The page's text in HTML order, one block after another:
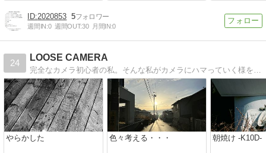
2020853 5
週間IN:0 週間OUT:30 月間IN:0
24
LOOSE CAMERA
完全なカメラ初心者の私。そんな私がカメラにハマっていく様を書いていければと思っています。現在の愛機はLX100とα6400、そしてα７R2。この3台を駆使してきます。キャンプ・焚き火も大好きです。
やらかした 色々考える・・・ 朝焼け -K10D-